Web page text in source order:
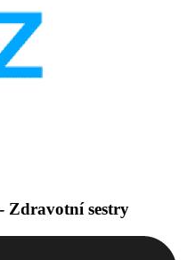
Zdravotní sestry